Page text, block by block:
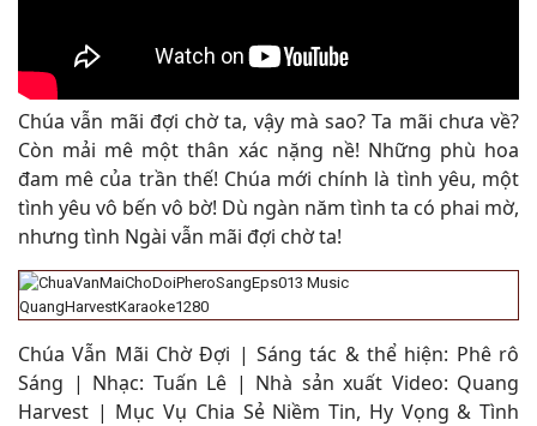
Chúa vẫn mãi đợi chờ ta, vậy mà sao? Ta mãi chưa về?
Còn mải mê một thân xác nặng nề! Những phù hoa
đam mê của trần thế! Chúa mới chính là tình yêu, một
tình yêu vô bến vô bờ! Dù ngàn năm tình ta có phai mờ,
nhưng tình Ngài vẫn mãi đợi chờ ta!
Chúa Vẫn Mãi Chờ Đợi | Sáng tác & thể hiện: Phê rô
Sáng | Nhạc: Tuấn Lê | Nhà sản xuất Video: Quang
Harvest | Mục Vụ Chia Sẻ Niềm Tin, Hy Vọng & Tình